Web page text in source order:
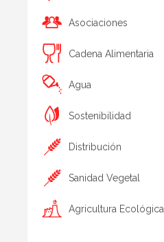
Asociaciones
Cadena Alimentaria
Agua
Sostenibilidad
Distribución
Sanidad Vegetal
Agricultura Ecológica